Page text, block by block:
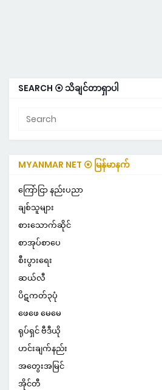
SEARCH ⦿ သိချင်တာရှာပါ
MYANMAR NET ⦿ မြန်မာနက်
ကြော်ငြာ နည်းပညာ
ချစ်သူများ
စားသောက်ဆိုင်
စာအုပ်စာပေ
စီးပွားရေး
ဆယ်လီ
ပိဋကတ်၃ပုံ
ဖေဖေ မေမေ
ရုပ်ရှင် ဗီဒီယို
ဟင်းချက်နည်း
အတွေးအမြင်
အိုင်တီ